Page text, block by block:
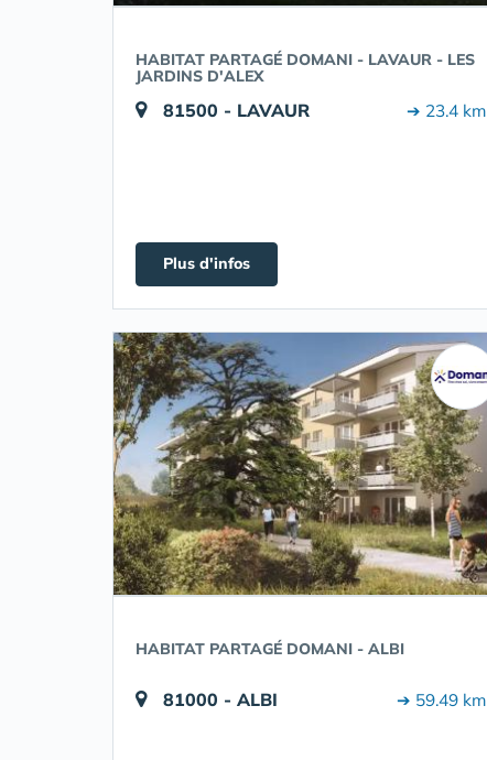
HABITAT PARTAGÉ DOMANI - LAVAUR - LES
JARDINS D'ALEX
81500 - LAVAUR ➔ 23.4 km
Plus d'infos
HABITAT PARTAGÉ DOMANI - ALBI
81000 - ALBI ➔ 59.49 km